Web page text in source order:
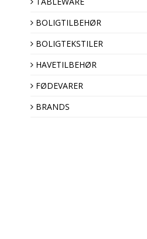
BOLIGTILBEHØR
BOLIGTEKSTILER
HAVETILBEHØR
FØDEVARER
BRANDS